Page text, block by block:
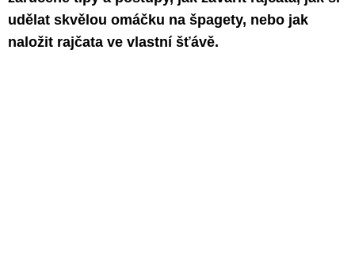
udělat skvělou omáčku na špagety, nebo jak
naložit rajčata ve vlastní šťávě.